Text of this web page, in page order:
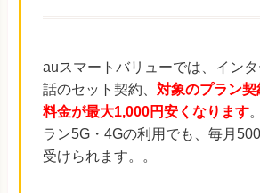
auスマートバリューでは、イン
話のセット契約、 対象のプラン
料金が最大1,000円安くなります
ラン5G・4Gの利用でも、毎月
受けられます。。